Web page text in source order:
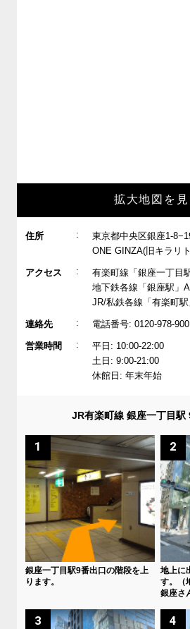
拡大地図を見
住所 :
東京都中央区銀座1-
ONE GINZA(旧キラリ
アクセス :
有楽町線「銀座一丁目
地下鉄各線「銀座駅」
JR/私鉄各線「有楽町
連絡先 : 電話番号: 0120-978-900
営業時間 :
平日: 10:00-22:00
土日: 9:00-21:00
休館日: 年末年始
JR有楽町線 銀座一丁目駅
1
銀座一丁目駅9番出口の階段を上
ります。
2
地上に
す。（
銀座さ
3 4